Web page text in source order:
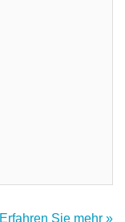
Erfahren Sie mehr »